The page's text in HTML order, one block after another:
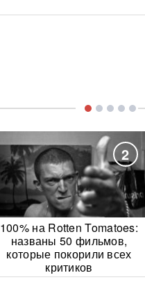
2
100% на Rotten Tomatoes:
названы 50 фильмов,
которые покорили всех
критиков